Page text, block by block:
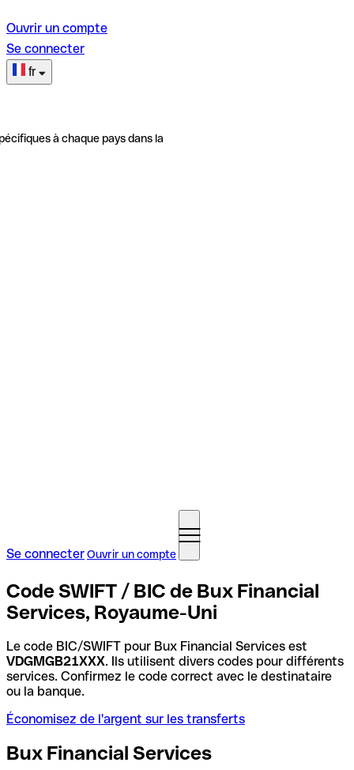
Ouvrir un compte
Se connecter
fr
à chaque pays dans la
Se connecterOuvrir un compte
Code SWIFT / BIC de Bux Financial
Services, Royaume-Uni
Le code BIC/SWIFT pour Bux Financial Services est
VDGMGB21XXX. Ils utilisent divers codes pour différents
services. Confirmez le code correct avec le destinataire
ou la banque.
Économisez de l'argent sur les transferts
Bux Financial Services